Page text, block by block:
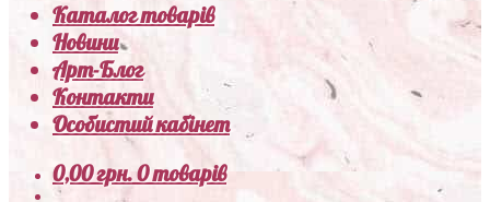
Каталог товарів
Новини
Арт-Блог
Контакти
Особистий кабінет
0,00грн.0 товарів